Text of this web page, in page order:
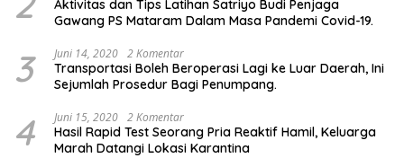
Aktivitas dan Tips Latihan Satriyo Budi Penjaga
Gawang PS Mataram Dalam Masa Pandemi Covid-19.
3 Juni 14, 2020 2 Komentar
Transportasi Boleh Beroperasi Lagi ke Luar Daerah, Ini
Sejumlah Prosedur Bagi Penumpang.
4 Juni 15, 2020 2 Komentar
Hasil Rapid Test Seorang Pria Reaktif Hamil, Keluarga
Marah Datangi Lokasi Karantina